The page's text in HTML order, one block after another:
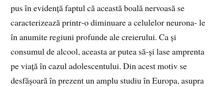
pus în evidență faptul că această boală nervoasă se
caracterizează printr‑o diminuare a celulelor neurona‑ le
în anumite regiuni profunde ale creierului. Ca și
consumul de alcool, aceasta ar putea să‑și lase amprenta
pe viață în cazul adolescentului. Din acest motiv se
desfășoară în prezent un amplu studiu în Europa, asupra